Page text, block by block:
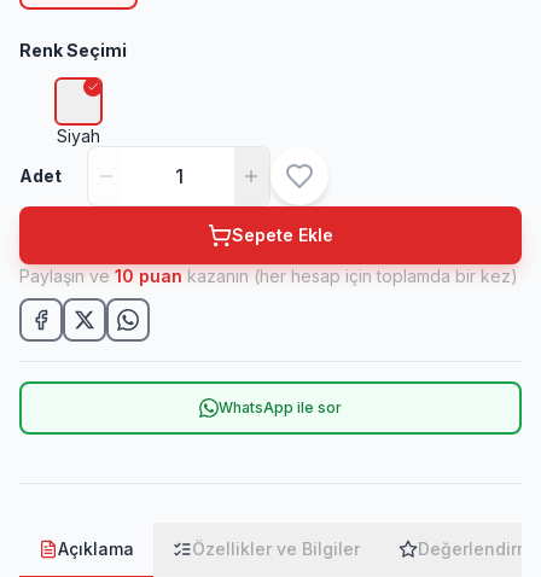
Renk Seçimi
Siyah
Adet
Sepete Ekle
Paylaşın ve10puankazanın (her hesap için toplamda bir kez)
WhatsApp ile sor
Açıklama Özellikler ve Bilgiler